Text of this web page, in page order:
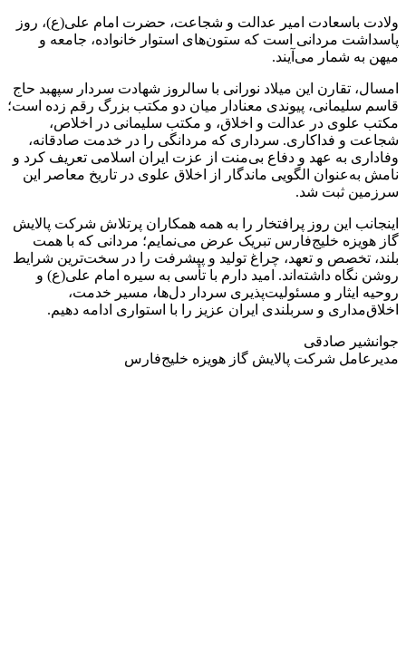
ولادت باسعادت امیر عدالت و شجاعت، حضرت امام علی(ع)، روز
پاسداشت مردانی است که ستون‌های استوار خانواده، جامعه و
میهن به شمار می‌آیند.
امسال، تقارن این میلاد نورانی با سالروز شهادت سردار سپهبد حاج
قاسم سلیمانی، پیوندی معنادار میان دو مکتب بزرگ رقم زده است؛
مکتب علوی در عدالت و اخلاق، و مکتب سلیمانی در اخلاص،
شجاعت و فداکاری. سرداری که مردانگی را در خدمت صادقانه،
وفاداری به عهد و دفاع بی‌منت از عزت ایران اسلامی تعریف کرد و
نامش به‌عنوان الگویی ماندگار از اخلاق علوی در تاریخ معاصر این
سرزمین ثبت شد.
اینجانب این روز پرافتخار را به همه همکاران پرتلاش شرکت پالایش
گاز هویزه خلیج‌فارس تبریک عرض می‌نمایم؛ مردانی که با همت
بلند، تخصص و تعهد، چراغ تولید و پیشرفت را در سخت‌ترین شرایط
روشن نگاه داشته‌اند. امید دارم با تأسی به سیره امام علی(ع) و
روحیه ایثار و مسئولیت‌پذیری سردار دل‌ها، مسیر خدمت،
اخلاق‌مداری و سربلندی ایران عزیز را با استواری ادامه دهیم.
جوانشیر صادقی
مدیرعامل شرکت پالایش گاز هویزه خلیج‌فارس